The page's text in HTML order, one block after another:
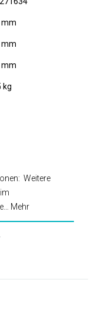
mm
mm
mm
kg
Weitere
Mehr